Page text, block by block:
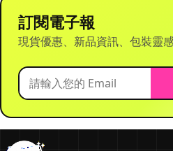
訂閱電子報
現貨優惠、新品資訊、包裝靈